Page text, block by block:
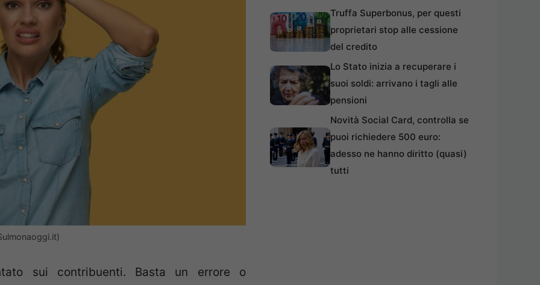
sui contribuenti. Basta un errore o
Truffa Superbonus, per questi
proprietari stop alle cessione
del credito
Lo Stato inizia a recuperare i
suoi soldi: arrivano i tagli alle
pensioni
Novità Social Card, controlla se
puoi richiedere 500 euro:
adesso ne hanno diritto (quasi)
tutti